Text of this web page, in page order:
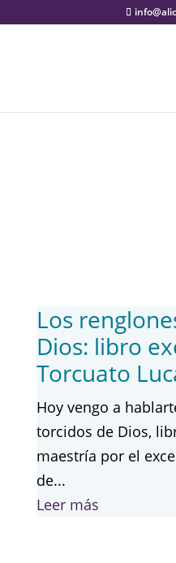
Los
Dios: libro
Torcuato
Hoy vengo a
torcidos de Dios,
maestría por el
de...
Leer más